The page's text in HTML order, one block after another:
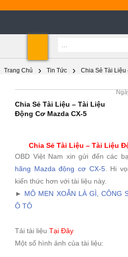
Trang Chủ Tin Tức Chia Sẻ Tài
Chia Sẻ Tài Liệu – Tài Liệu
Động Cơ Mazda CX-5
Chia Sẻ Tài Liệu – Tài Liệu
OBD Việt Nam xin gửi đến các
hãng Mazda động cơ CX-5. Hi
kiến thức hơn với tài liệu này.
► MÔ MEN XOẮN LÀ GÌ, CÔNG
Ô TÔ
Tải tài liệu Tại Đây
Một số hình ảnh của tài liệu: